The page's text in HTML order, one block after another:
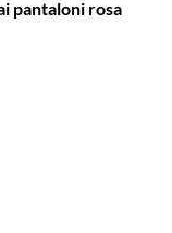
pantaloni rosa